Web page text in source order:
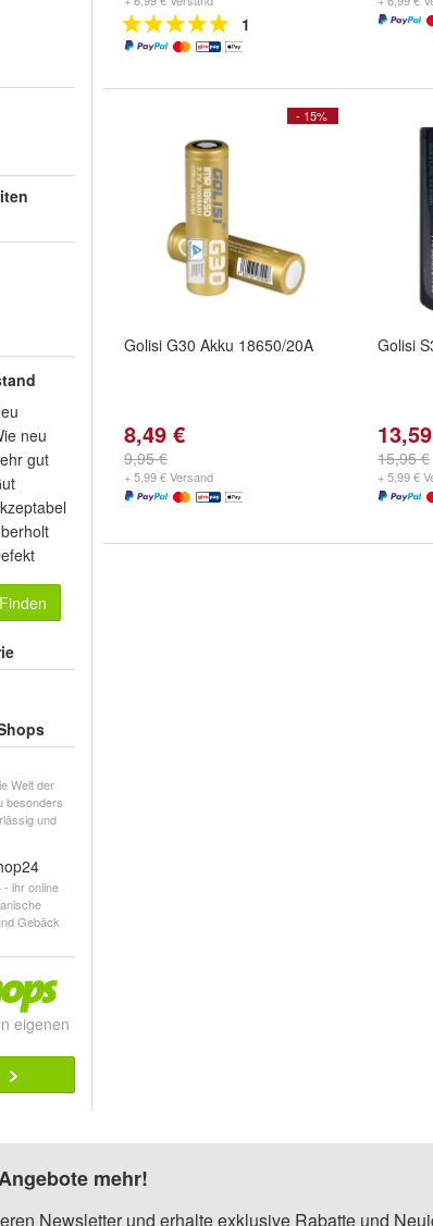
neu
gut
Finden
Welt der
besonders
und
ihr online
Gebäck
eigenen
1
- 15%
Golisi G30 Akku 18650/20A
8,49 €
9,95 €
+ 5,99 € Versand
Golisi
15,95 €
+ 5,99 €
mehr!
Newsletter und erhalte exklusive Rabatte und